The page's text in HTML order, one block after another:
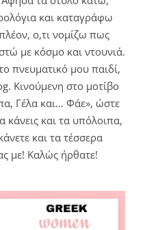
και καταγράφω
ο,τι νομίζω πως
με κόσμο και ντουνιά.
πνευματικό μου παιδί,
Κινούμενη στο μοτίβο
Γέλα και… Φάε», ώστε
κάνεις και τα υπόλοιπα,
και τα τέσσερα
με! Καλώς ήρθατε!